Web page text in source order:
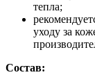
тепла;
уходу за
Состав: